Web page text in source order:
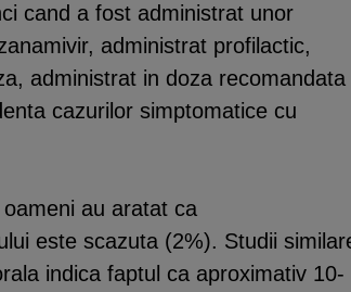
cand a fost administrat unor
administrat profilactic,
administrat in doza recomandata
cazurilor simptomatice cu
au aratat ca
este scazuta (2%). Studii
indica faptul ca aproximativ 10-